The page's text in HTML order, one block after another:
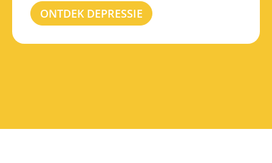
ONTDEK DEPRESSIE